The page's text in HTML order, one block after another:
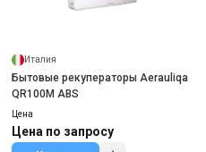
Италия
Бытовые рекуператоры Aerauliqa
QR100M ABS
Цена
Цена по запросу